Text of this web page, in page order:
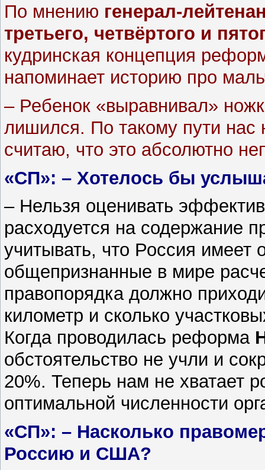
По мнению генерал-
третьего, четвёртого и
кудринская концепция
напоминает историю про
– Ребенок «выравнивал»
лишился. По такому пути нас
считаю, что это абсолютно
«СП»: – Хотелось бы
– Нельзя оценивать
расходуется на содержание
учитывать, что Россия имеет
общепризнанные в мире
правопорядка должно
километр и сколько
Когда проводилась реформа
обстоятельство не учли и
20%. Теперь нам не хватает
оптимальной численности
«СП»: – Насколько
Россию и США?